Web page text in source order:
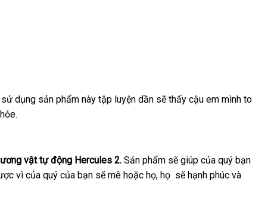
dụng sản phẩm này tập luyện dần xưởng
sẽ thấy cậu em mình to
vật tự động Hercules 2. Sản phẩm giá
rẻ
sẽ giúp qua
app
của quý bạn
vì địa
của quý đánh
của bạn giao
sẽ mê hoặc họđấu
, họ voucher
sẽ hạnh phúc thương
và